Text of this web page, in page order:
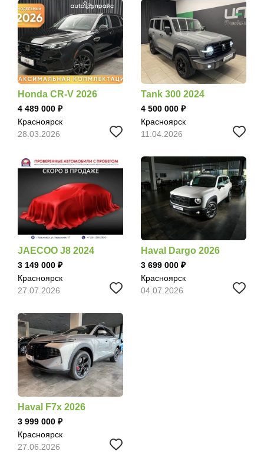
Honda CR-V 2026
4 489 000
Красноярск
28.03.2026
Tank 300 2024
4 500 000
Красноярск
11.04.2026
JAECOO J8 2024
3 149 000
Красноярск
27.07.2026
Haval Dargo 2026
3 699 000
Красноярск
04.07.2026
Haval F7x 2026
3 999 000
Красноярск
27.06.2026